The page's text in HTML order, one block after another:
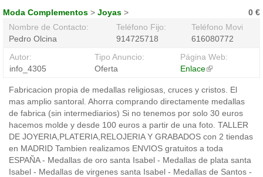
0 €
Moda Complementos > Joyas >
Nombre de Contacto:
Pedro Olcina
Teléfono Fijo:
914725718
Teléfono Movil:
616080772
Autor:
info_4305
Tipo Anuncio:
Oferta
Página Web:
Enlace(link
external)
Fabricacion propia de medallas religiosas, cruces y cristos. El
mas amplio santoral. Ahorra comprando directamente medallas
de fabrica (sin intermediarios) Si no tenemos por solo 30 euros
hacemos molde y desde 100 euros a partir de una foto. TALLER
DE JOYERIA,PLATERIA,RELOJERIA Y GRABADOS con 2 tiendas
en MADRID Tambien realizamos ENVIOS gratuitos a toda
ESPAÑA - Medallas de oro santa Isabel - Medallas de plata santa
Isabel - Medallas de virgenes santa Isabel - Medallas de Santos -